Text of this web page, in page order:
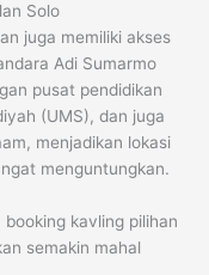
Solo
juga memiliki akses
Adi Sumarmo
pusat pendidikan
(UMS), dan juga
menjadikan lokasi
menguntungkan.
kavling pilihan
semakin mahal